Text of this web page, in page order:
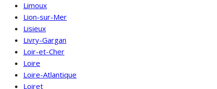
Limoux
Lion-sur-Mer
Lisieux
Livry-Gargan
Loir-et-Cher
Loire
Loire-Atlantique
Loiret